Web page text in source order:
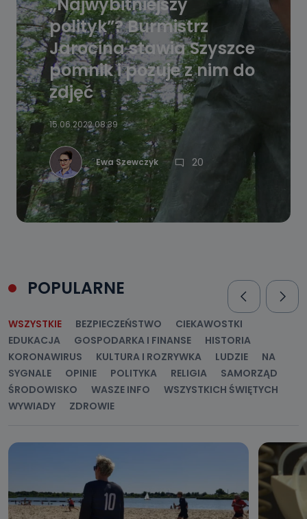
polityk”? Burmistrz
Jarocina stawia Szyszce
pomnik i pozuje z nim do
zdjęć
15.06.2022 08:39
Ewa Szewczyk 20
POPULARNE
WSZYSTKIE BEZPIECZEŃSTWO
CIEKAWOSTKI
EDUKACJA
GOSPODARKA I FINANSE
HISTORIA
KORONAWIRUS
KULTURA I ROZRYWKA LUDZIE
NA
SYGNALE
OPINIE POLITYKA RELIGIA
SAMORZĄD
ŚRODOWISKO
WASZE INFO
WSZYSTKICH ŚWIĘTYCH
WYWIADY
ZDROWIE